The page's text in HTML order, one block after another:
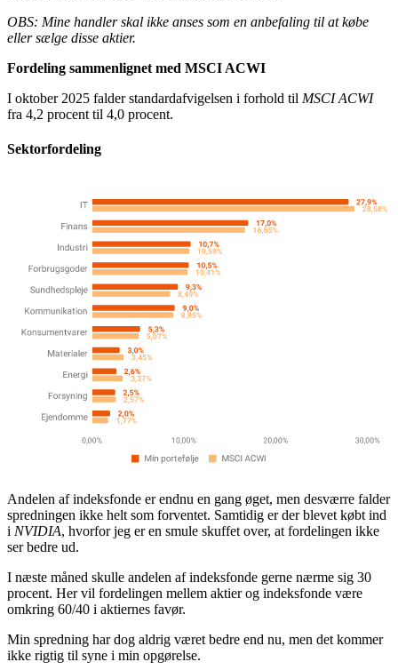
OBS: Mine handler skal ikke anses som en anbefaling til at købe
eller sælge disse aktier.
Fordeling sammenlignet med MSCI ACWI
I oktober 2025 falder standardafvigelsen i forhold til MSCI ACWI
fra 4,2 procent til 4,0 procent.
Sektorfordeling
Andelen af indeksfonde er endnu en gang øget, men desværre falder
spredningen ikke helt som forventet. Samtidig er der blevet købt ind
i NVIDIA, hvorfor jeg er en smule skuffet over, at fordelingen ikke
ser bedre ud.
I næste måned skulle andelen af indeksfonde gerne nærme sig 30
procent. Her vil fordelingen mellem aktier og indeksfonde være
omkring 60/40 i aktiernes favør.
Min spredning har dog aldrig været bedre end nu, men det kommer
ikke rigtig til syne i min opgørelse.